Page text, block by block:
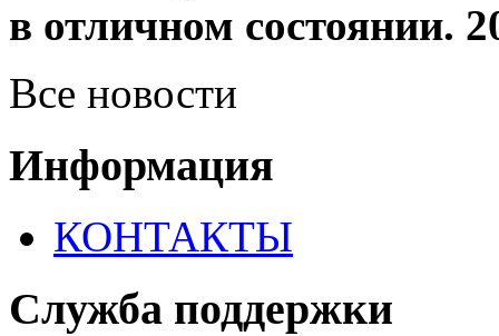
в отличном состоянии.
Все новости
Информация
КОНТАКТЫ
Служба поддержки